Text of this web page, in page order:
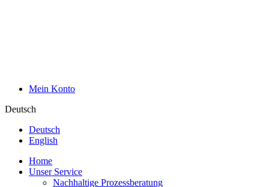
Mein Konto
Deutsch
Deutsch
English
Home
Unser Service
Nachhaltige Prozessberatung